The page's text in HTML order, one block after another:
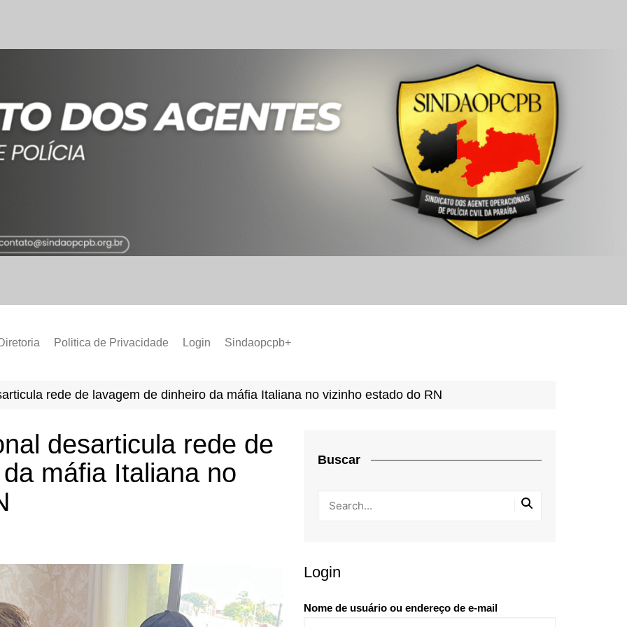
PCCR 2022
Tabela de Venc. 2025
Politica de Privacidade Login Sindaopcpb+
rede de lavagem de dinheiro da máfia Italiana no vizinho estado do RN
desarticula rede de
máfia Italiana no
Buscar
Login
Nome de usuário ou endereço de e-mail